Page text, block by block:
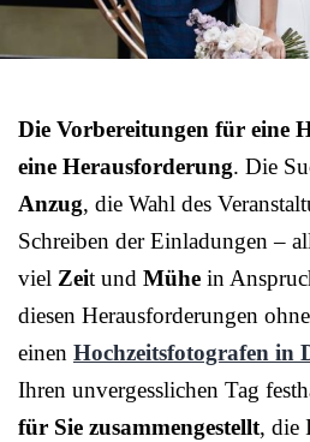
Die Vorbereitungen für eine
eine Herausforderung. Die
Anzug, die Wahl des
Schreiben der Einladungen –
viel Zeit und Mühe in
diesen Herausforderungen
einen Hochzeitsfotografen in
Ihren unvergesslichen Tag
für Sie zusammengestellt, die